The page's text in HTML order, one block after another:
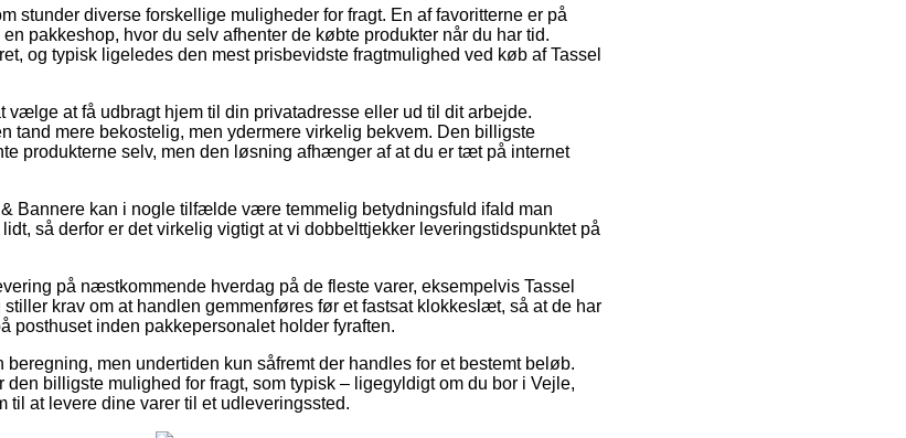
stunder diverse forskellige muligheder for fragt. En af favoritterne er på
pakkeshop, hvor du selv afhenter de købte produkter når du har tid.
og typisk ligeledes den mest prisbevidste fragtmulighed ved køb af Tassel
vælge at få udbragt hjem til din privatadresse eller ud til dit arbejde.
tand mere bekostelig, men ydermere virkelig bekvem. Den billigste
produkterne selv, men den løsning afhænger af at du er tæt på internet
Bannere kan i nogle tilfælde være temmelig betydningsfuld ifald man
så derfor er det virkelig vigtigt at vi dobbelttjekker leveringstidspunktet på
på næstkommende hverdag på de fleste varer, eksempelvis Tassel
krav om at handlen gemmenføres før et fastsat klokkeslæt, så at de har
posthuset inden pakkepersonalet holder fyraften.
men undertiden kun såfremt der handles for et bestemt beløb.
den billigste mulighed for fragt, som typisk – ligegyldigt om du bor i Vejle,
til at levere dine varer til et udleveringssted.